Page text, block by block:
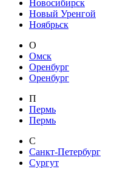
Новосибирск
Новый Уренгой
Ноябрьск
О
Омск
Оренбург
Оренбург
П
Пермь
Пермь
С
Санкт-Петербург
Сургут